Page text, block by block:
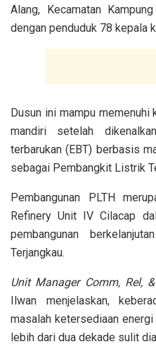
Alang, Kecamatan
dengan penduduk 78 kepala
Dusun ini mampu
mandiri setelah
terbarukan (EBT) berbasis
sebagai Pembangkit Listrik
Pembangunan PLTH
Refinery Unit IV Cilacap
pembangunan
Terjangkau.
Unit Manager Comm, Rel,
Ilwan menjelaskan,
masalah ketersediaan
lebih dari dua dekade sulit